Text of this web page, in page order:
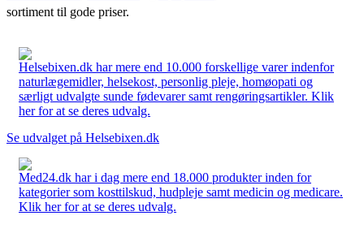
sortiment til gode priser.
Helsebixen.dk har mere end 10.000 forskellige varer indenfor
naturlægemidler, helsekost, personlig pleje, homøopati og
særligt udvalgte sunde fødevarer samt rengøringsartikler. Klik
her for at se deres udvalg.
Se udvalget på Helsebixen.dk
Med24.dk har i dag mere end 18.000 produkter inden for
kategorier som kosttilskud, hudpleje samt medicin og medicare.
Klik her for at se deres udvalg.